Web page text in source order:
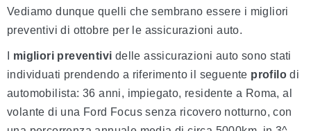
Vediamo dunque quelli che sembrano essere i migliori
preventivi di ottobre per le assicurazioni auto.
migliori preventivi delle assicurazioni auto sono stati
individuati prendendo a riferimento il seguente profilo di
automobilista: 36 anni, impiegato, residente a Roma, al
volante di una Ford Focus senza ricovero notturno, con